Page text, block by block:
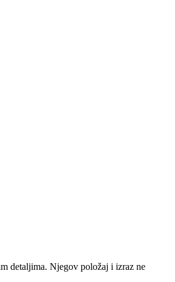
detaljima. Njegov položaj i izraz ne